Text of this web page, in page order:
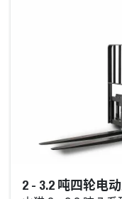
2 - 3.2 吨四轮电